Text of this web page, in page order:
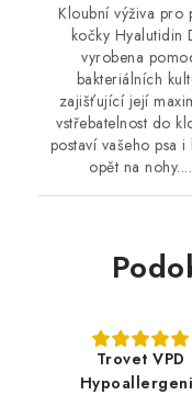
Kloubní výživa pro
kočky Hyalutidin
vyrobena
bakteriálních
zajišťující její
vstřebatelnost do
postaví vašeho psa i
opět na nohy....
Trovet VPD